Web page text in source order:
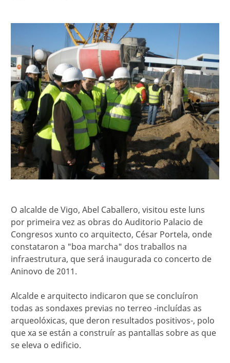
O alcalde de Vigo, Abel Caballero, visitou este luns
por primeira vez as obras do Auditorio Palacio de
Congresos xunto co arquitecto, César Portela, onde
constataron a "boa marcha" dos traballos na
infraestrutura, que será inaugurada co concerto de
Aninovo de 2011.
Alcalde e arquitecto indicaron que se concluíron
todas as sondaxes previas no terreo -incluídas as
arqueolóxicas, que deron resultados positivos-, polo
que xa se están a construír as pantallas sobre as que
se eleva o edificio.